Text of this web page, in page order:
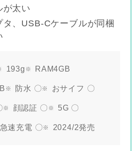
が太い
タ、USB-Cケーブルが同梱
193g RAM4GB
防水 〇 おサイフ 〇
顔認証 〇 5G 〇
急速充電 〇 2024/2発売